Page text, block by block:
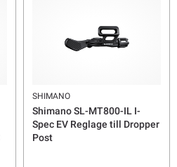
SHIMANO
Shimano SL-MT800-IL I-
Spec EV Reglage till Dropper
Post